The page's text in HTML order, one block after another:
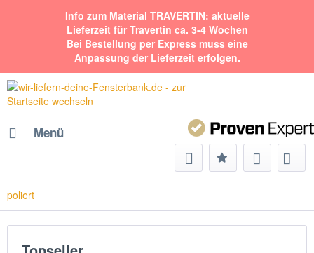
Info zum Material TRAVERTIN: aktuelle
Lieferzeit für Travertin ca. 3-4 Wochen
Bei Bestellung per Express muss eine
Anpassung der Lieferzeit erfolgen.
Menü
poliert